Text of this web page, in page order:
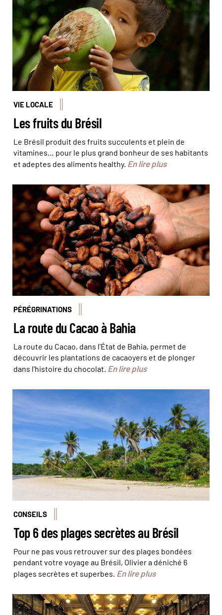
VIE LOCALE
Les fruits du Brésil
Le Brésil produit des fruits succulents et plein de
vitamines… pour le plus grand bonheur de ses habitants
et adeptes des aliments healthy. En lire plus
Les graines de cacao qui sont la base du chocolat ©
dghchocolatier
PÉRÉGRINATIONS
La route du Cacao à Bahia
La route du Cacao, dans l'État de Bahia, permet de
découvrir les plantations de cacaoyers et de plonger
dans l'histoire du chocolat. En lire plus
Boipeda, belle île en mer © Kovgabor79 / fotolia.com
CONSEILS
Top 6 des plages secrètes au Brésil
Pour ne pas vous retrouver sur des plages bondées
pendant votre voyage au Brésil, Olivier a déniché 6
plages secrètes et superbes. En lire plus
© Dilvugação/MMPress